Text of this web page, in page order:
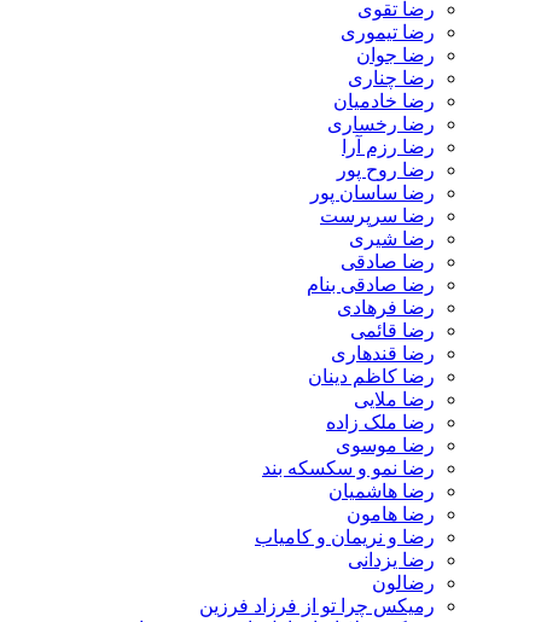
رضا تقوی
رضا تیموری
رضا جوان
رضا چناری
رضا خادمیان
رضا رخساری
رضا رزم آرا
رضا روح پور
رضا ساسان پور
رضا سرپرست
رضا شیری
رضا صادقی
رضا صادقی بنام
رضا فرهادی
رضا قائمی
رضا قندهاری
رضا کاظم دینان
رضا ملایی
رضا ملک زاده
رضا موسوی
رضا نمو و سکسکه بند
رضا هاشمیان
رضا هامون
رضا و نریمان و کامیاب
رضا یزدانی
رضالون
رمیکس چرا تو از فرزاد فرزین